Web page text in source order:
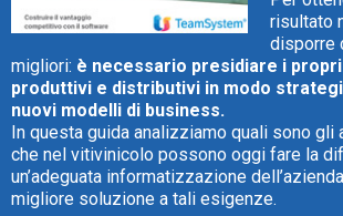
Ecommerce
Email Marketing
Fatturazione
Financial Solutions
HR
risultato
disporre
migliori: è necessario presidiare i
produttivi e distributivi in modo
nuovi modelli di business.
In questa guida analizziamo quali sono
che nel vitivinicolo possono oggi fare la
un’adeguata informatizzazione
migliore soluzione a tali esigenze.